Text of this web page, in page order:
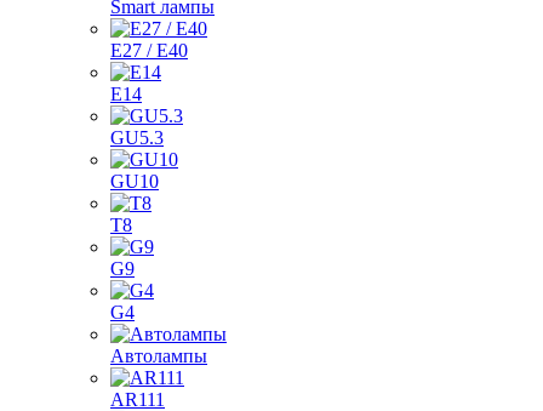
Smart лампы
E27 / E40
E14
GU5.3
GU10
T8
G9
G4
Автолампы
AR111